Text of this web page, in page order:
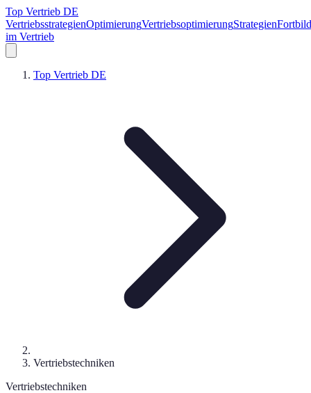
Top Vertrieb DE
VertriebsstrategienOptimierungVertriebsoptimierungStrategien
im Vertrieb
Top Vertrieb DE
Vertriebstechniken
Vertriebstechniken